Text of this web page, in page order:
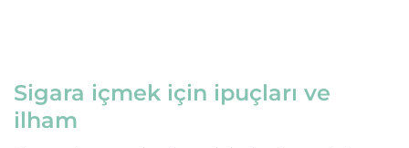
Sigara içmek için ipuçları ve
ilham